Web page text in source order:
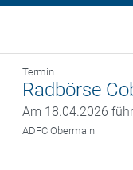
Termin
Radbörse
Am 18.04.2026
ADFC Obermain